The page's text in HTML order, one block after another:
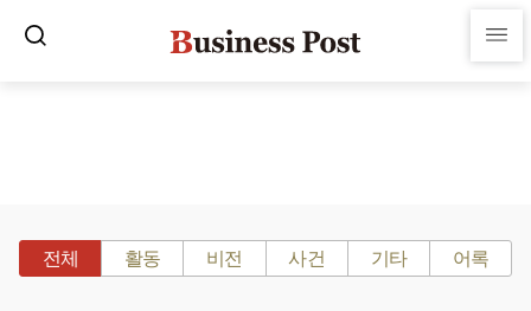
전체 활동 비전 사건 기타 어록